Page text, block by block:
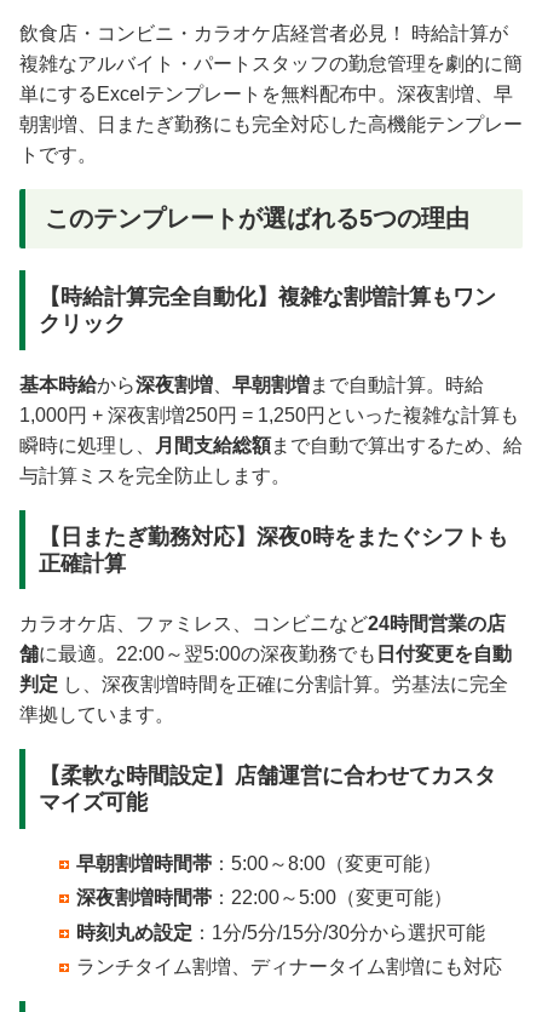
飲食店・コンビニ・カラオケ店経営者必見！ 時給計算が
複雑なアルバイト・パートスタッフの勤怠管理を劇的に簡
単にするExcelテンプレートを無料配布中。深夜割増、早
朝割増、日またぎ勤務にも完全対応した高機能テンプレー
トです。
このテンプレートが選ばれる5つの理由
【時給計算完全自動化】複雑な割増計算もワン
クリック
基本時給から深夜割増 早朝割増まで自動計算。時給
1,000円 + 深夜割増250円 = 1,250円といった複雑な計算も
瞬時に処理し、
月間支給総額まで自動で算出するため、給
与計算ミスを完全防止します。
【日またぎ勤務対応】深夜0時をまたぐシフトも
正確計算
カラオケ店、ファミレス、コンビニなど24時間営業の店
舗に最適。22:00～翌5:00の深夜勤務でも 日付変更を自動
判定 し、深夜割増時間を正確に分割計算。労基法に完全
準拠しています。
【柔軟な時間設定】店舗運営に合わせてカスタ
マイズ可能
早朝割増時間帯 ：5:00～8:00（変更可能）
深夜割増時間帯 ：22:00～5:00（変更可能）
時刻丸め設定 ：1分/5分/15分/30分から選択可能
ランチタイム割増、ディナータイム割増にも対応